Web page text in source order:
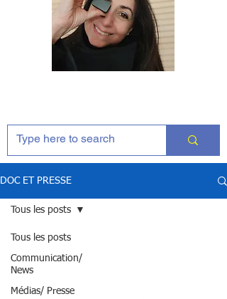
DOC ET PRESSE
Tous les posts
Communication/
News
Médias/ Presse
Tous les posts